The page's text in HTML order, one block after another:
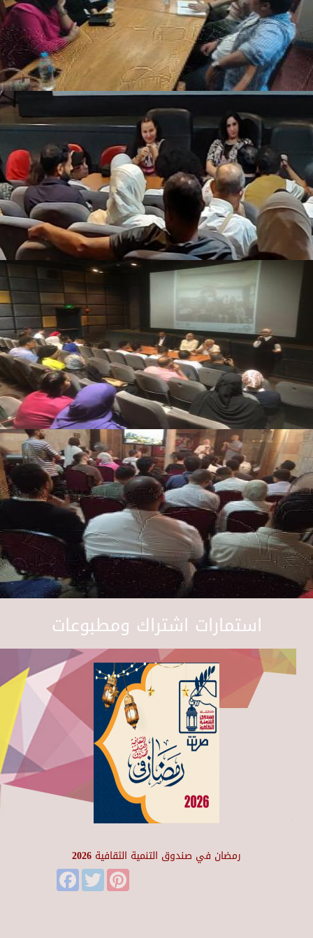
استمارات اشتراك ومطبوعات
رمضان في صندوق التنمية الثقافية 2026
FacebookTwitter